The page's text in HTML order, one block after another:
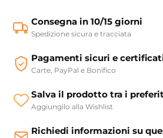
Consegna in 10/15 giorni
Spedizione sicura e tracciata
Pagamenti sicuri e
Carte, PayPal e Bonifico
Salva il prodotto tra i
Aggiungilo alla Wishlist
Richiedi informazioni su